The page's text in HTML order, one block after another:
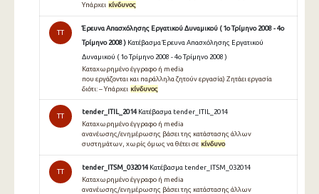
Υπάρχει κίνδυνος
TT
Έρευνα Απασχόλησης Εργατικού Δυναμικού ( 1ο Τρίμηνο 2008 - 4ο
Τρίμηνο 2008 ) Κατέβασμα Έρευνα Απασχόλησης Εργατικού
Δυναμικού ( 1ο Τρίμηνο 2008 - 4ο Τρίμηνο 2008 )
Καταχωρημένο έγγραφο ή media
που εργάζονται και παράλληλα ζητούν εργασία) Ζητάει εργασία
διότι: – Υπάρχει κίνδυνος
TT
tender_ITIL_2014 Κατέβασμα tender_ITIL_2014
Καταχωρημένο έγγραφο ή media
ανανέωσης/ενηµέρωσης βάσει της κατάστασης άλλων
συστηµάτων, χωρίς όµως να θέτει σε κίνδυνο
TT
tender_ITSM_032014 Κατέβασμα tender_ITSM_032014
Καταχωρημένο έγγραφο ή media
ανανέωσης/ενημέρωσης βάσει της κατάστασης άλλων